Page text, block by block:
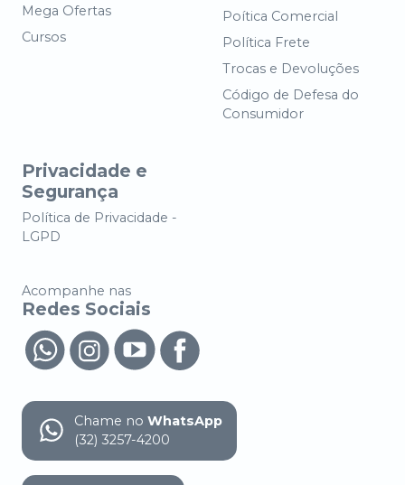
Mega Ofertas
Cursos
Poítica Comercial
Política Frete
Trocas e Devoluções
Código de Defesa do
Consumidor
Privacidade e
Segurança
Política de Privacidade -
LGPD
Acompanhe nas
Redes Sociais
Chame no WhatsApp
(32) 3257-4200